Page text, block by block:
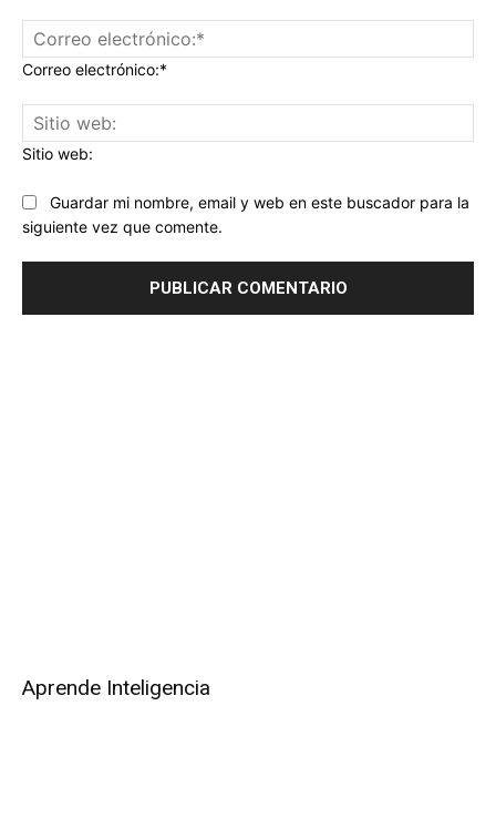
Correo electrónico:*
Sitio web:
Guardar mi nombre, email y web en este buscador para la
siguiente vez que comente.
Aprende Inteligencia